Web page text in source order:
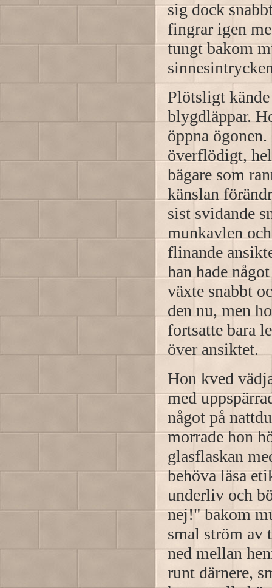
sig dock
fingrar igen
tungt bakom
Plötsligt
blygdläppar.
öppna
överflödigt,
bägare som
känslan
sist svidande
munkavlen
flinande
han hade
växte snabbt
den nu, men
fortsatte bara
över ansiktet.
Hon kved
med
något på
morrade hon
glasflaskan
behöva läsa
underliv och
nej!" bakom
smal ström av
ned mellan
runt därnere,